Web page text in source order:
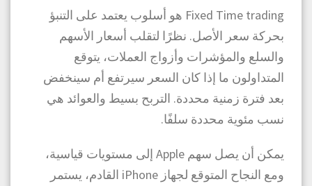
Fixed Time trading هو أسلوب يعتمد على التنبؤ
بحركة سعر الأصل. نظرًا لتقلب أسعار الأسهم
والسلع والمؤشرات وأزواج العملات، يتوقع
المتداولون ما إذا كان السعر سيرتفع أم سينخفض
بعد فترة زمنية محددة. التربح بسيط والعوائد هي
نسب مئوية محددة سلفًا.
يمكن أن يصل سهم Apple إلى مستويات قياسية،
ومع النجاح المتوقع لجهاز iPhone القادم، يستمر